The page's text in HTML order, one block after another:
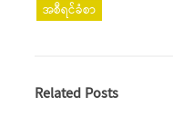
အစီရင်ခံစာ
Related Posts